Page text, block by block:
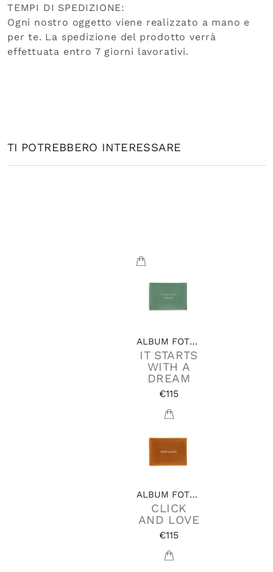
TEMPI DI SPEDIZIONE:
Ogni nostro oggetto viene realizzato a mano e
per te. La spedizione del prodotto verrà
effettuata entro 7 giorni lavorativi.
TI POTREBBERO INTERESSARE
ALBUM FOTOGRAFICI
IT STARTS
WITH A
DREAM
€115
ALBUM FOTOGRAFICI
CLICK
AND LOVE
€115